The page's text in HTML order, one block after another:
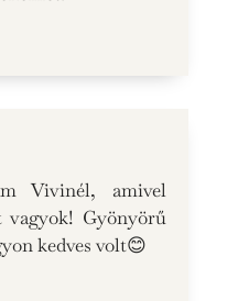
Vivinél, amivel
vagyok! Gyönyörű
kedves volt😊